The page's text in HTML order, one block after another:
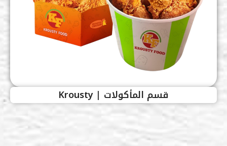
قسم المأكولات | Krousty